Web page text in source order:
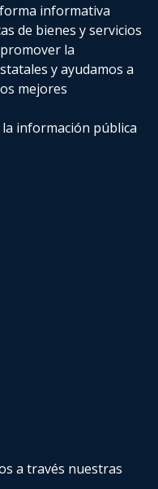
informativa
de bienes y servicios
la
y ayudamos a
mejores
información pública
a través nuestras